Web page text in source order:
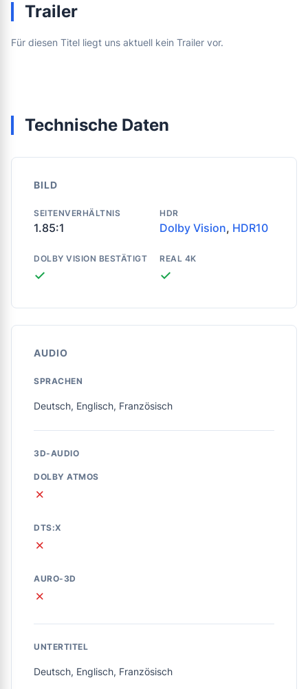
Trailer
Für diesen Titel liegt uns aktuell kein Trailer vor.
Technische Daten
BILD
SEITENVERHÄLTNIS
1.85:1
HDR
Dolby Vision, HDR10
DOLBY VISION BESTÄTIGT
✓
REAL 4K
✓
AUDIO
SPRACHEN
Deutsch, Englisch, Französisch
3D-AUDIO
DOLBY ATMOS
✗
DTS:X
✗
AURO-3D
✗
UNTERTITEL
Deutsch, Englisch, Französisch